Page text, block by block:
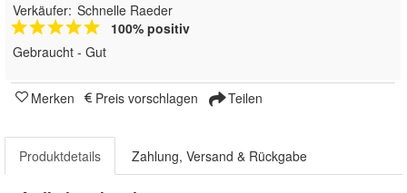
Verkäufer: Schnelle Raeder
100% positiv
Gebraucht - Gut
Merken Preis vorschlagen Teilen
Produktdetails Zahlung, Versand & Rückgabe